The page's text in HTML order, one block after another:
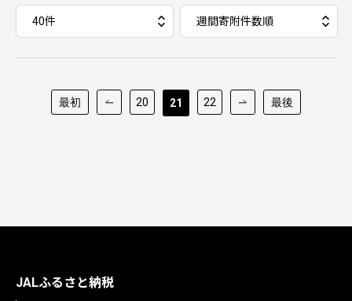
最初 20 21 22 最後
JALふるさと納税